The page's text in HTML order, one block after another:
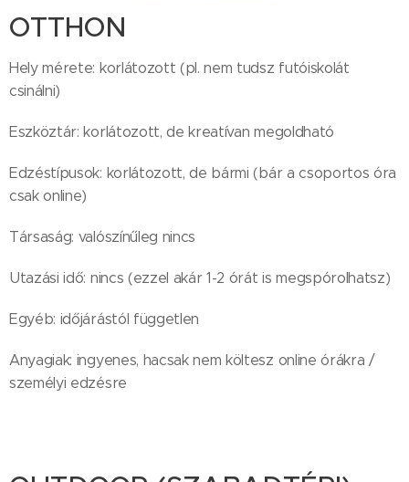
OTTHON
Hely mérete: korlátozott (pl. nem tudsz futóiskolát
csinálni)
Eszköztár: korlátozott, de kreatívan megoldható
Edzéstípusok: korlátozott, de bármi (bár a csoportos óra
csak online)
Társaság: valószínűleg nincs
Utazási idő: nincs (ezzel akár 1-2 órát is megspórolhatsz)
Egyéb: időjárástól független
Anyagiak: ingyenes, hacsak nem költesz online órákra /
személyi edzésre